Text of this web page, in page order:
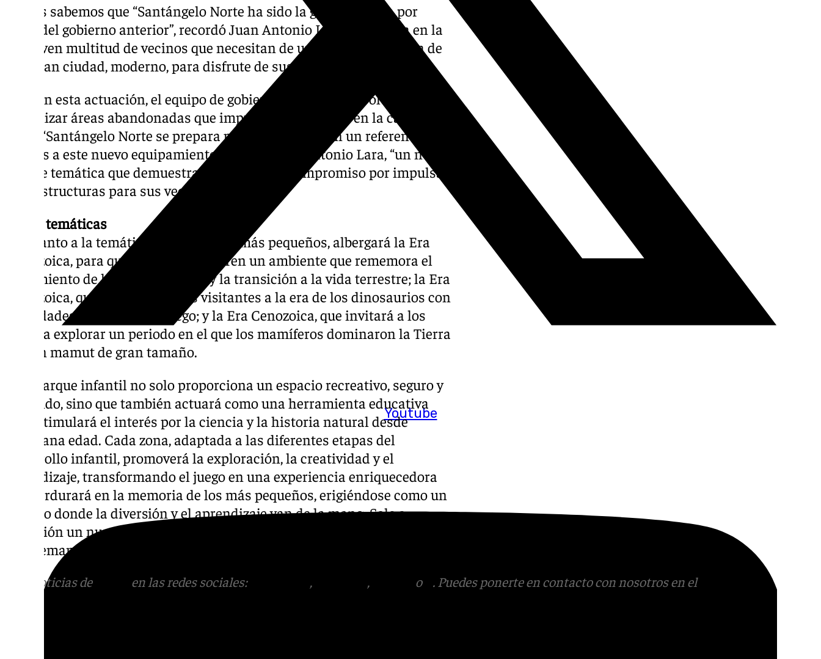
Youtube
“Todos sabemos que “Santángelo Norte ha sido la gran olvidada por
parte del gobierno anterior”, recordó Juan Antonio Lara, “una zona en la
que viven multitud de vecinos que necesitan de un parque a la altura de
una gran ciudad, moderno, para disfrute de sus hijos”.
Así, con esta actuación, el equipo de gobierno “reafirma su voluntad de
revitalizar áreas abandonadas que impulsen una mejora en la calidad de
vida”. “Santángelo Norte se prepara para convertirse en un referente
gracias a este nuevo equipamiento”, señaló Juan Antonio Lara, “un nuevo
parque temática que demuestra nuestro firme compromiso por impulsar
infraestructuras para sus vecinos”.
Zonas temáticas
En cuanto a la temática, dirigida a los más pequeños, albergará la Era
Paleozoica, para que los niños exploren un ambiente que rememora el
surgimiento de la vida en el agua y la transición a la vida terrestre; la Era
Mesozoica, que transporta a los visitantes a la era de los dinosaurios con
actividades de escalada y juego; y la Era Cenozoica, que invitará a los
niños a explorar un periodo en el que los mamíferos dominaron la Tierra
con un mamut de gran tamaño.
Este parque infantil no solo proporciona un espacio recreativo, seguro y
divertido, sino que también actuará como una herramienta educativa
que estimulará el interés por la ciencia y la historia natural desde
temprana edad. Cada zona, adaptada a las diferentes etapas del
desarrollo infantil, promoverá la exploración, la creatividad y el
aprendizaje, transformando el juego en una experiencia enriquecedora
que perdurará en la memoria de los más pequeños, erigiéndose como un
espacio donde la diversión y el aprendizaje van de la mano. Sale a
licitación un nuevo parque en Santángelo Norte que dará respuesta a
una demanda histórica de los vecinos.
Más noticias de en las redes sociales: , , o
. Puedes ponerte en contacto con nosotros en el